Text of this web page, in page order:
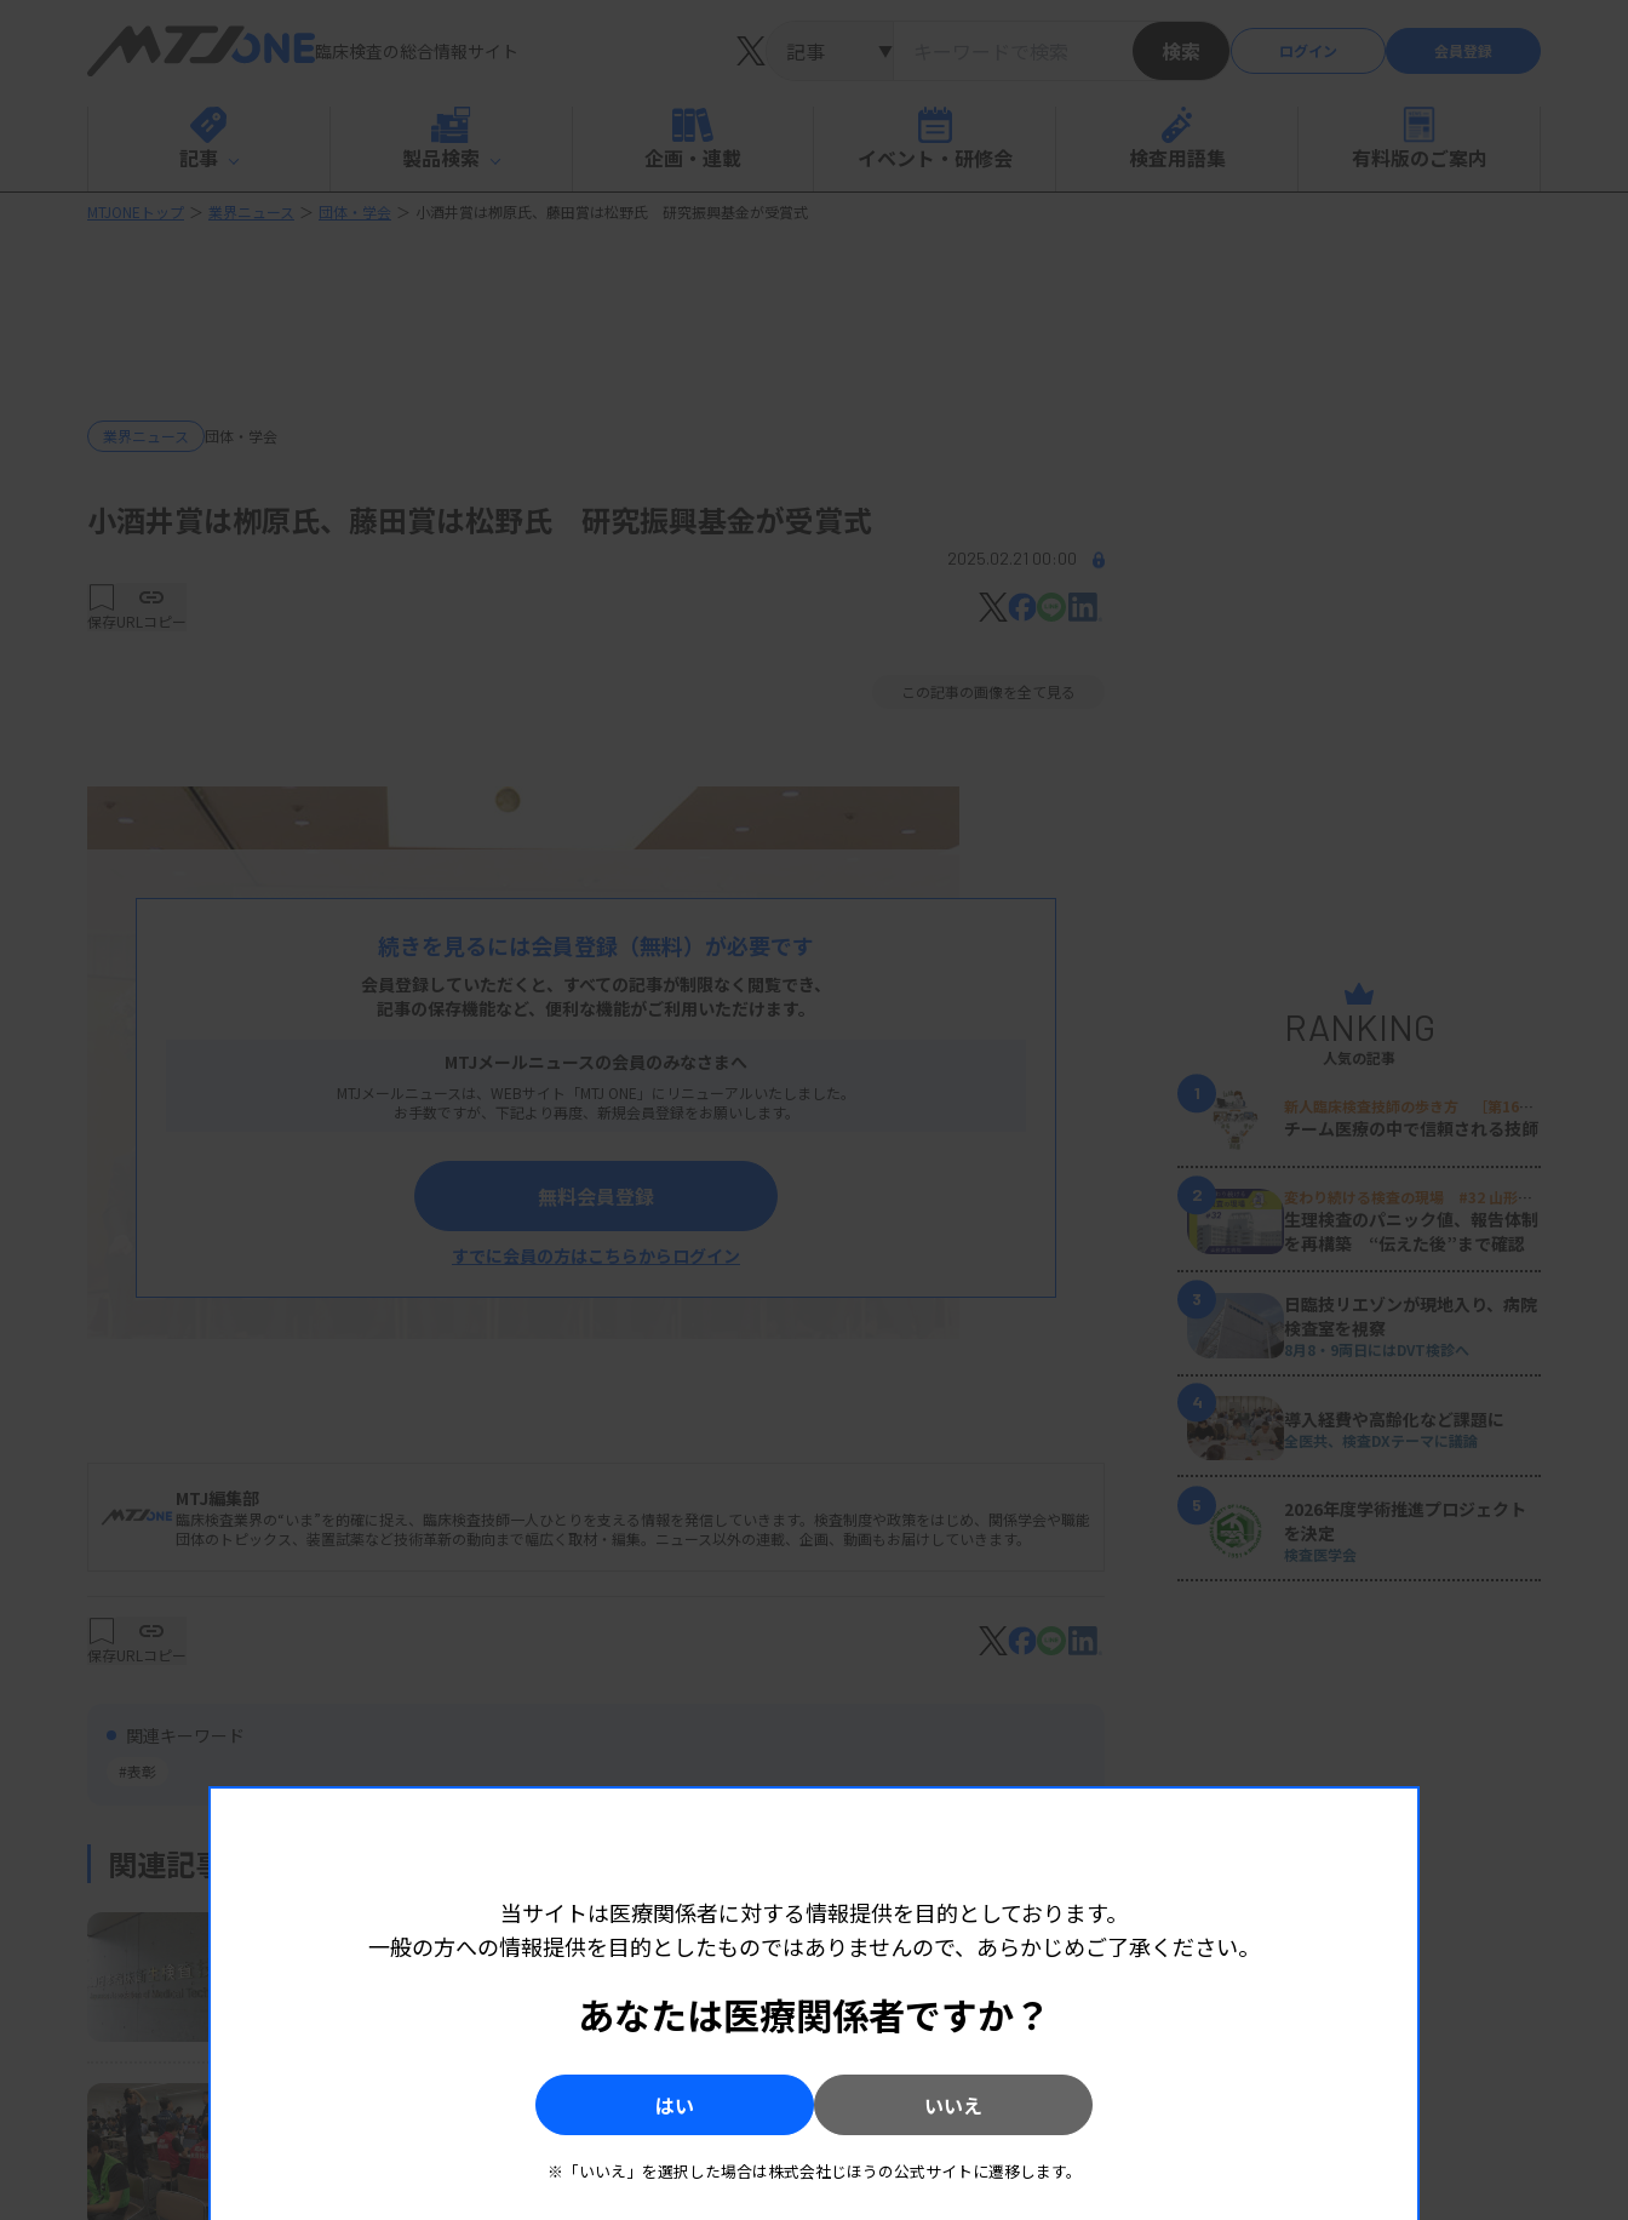
臨床検査の総合情報サイト ▼ 検索 ログイン 会員登録
記事 製品検索 企画・連載 イベント・研修会 検査用語集 有料版のご案内
MTJONEトップ ＞ 業界ニュース ＞ 団体・学会 ＞ 小酒井賞は栁原氏、藤田賞は松野氏 研究振興基金が受賞式
業界ニュース 団体・学会
小酒井賞は栁原氏、藤田賞は松野氏 研究振興基金が受賞式
2025.02.21 00:00
保存URLコピー
この記事の画像を全て見る
関係者と受賞者の皆さん
臨床検査医学研究振興基金は2月7日、東京都内で2024年度の受賞式を開催した。「小
に授与された。
2024年度の研究奨励金受賞者と研究題目は、次の通り（敬称略）。
▽砂金秀章（東京大学医学部附属病院）「COPDの早期発見のための脂質バイオマーカー
の提案」▽石黒旭代（山口大学大学院）「新規の幹細胞癌バイオマーカーとしての糖化フ
ェリチン測定法の開発」▽今井一男（埼玉医科大学、グループ研究）「薬剤耐性マイコプ
「細胞外小胞を介したミトコンドリア脳筋症回復効果のメカニズム解明▽賀来敬仁（長崎
大学病院）「呼吸器感染症の重症化および予後に関連する新規バイオマーカーの探索）▽
星雅人（藤田医科大学）「急性腎障害における尿中老化細胞の検出とスクリーニング法の
確立」▽前田圭介（藤田医科大学）「てんかん性脳症の認知機能障害を捉える Highｰ
続きを見るには会員登録 （無料）が必要です
会員登録していただくと、すべての記事が制限なく閲覧でき、
記事の保存機能など、便利な機能がご利用いただけます。
MTJメールニュースの会員のみなさまへ
MTJメールニュースは、WEBサイト「MTJ ONE」にリニューアルいたしました。
お手数ですが、下記より再度、新規会員登録をお願いします。
無料会員登録
すでに会員の方はこちらからログイン
MTJ編集部
臨床検査業界の“いま”を的確に捉え、臨床検査技師一人ひとりを支える情報を発信していきます。検査制度や政策をはじめ、関係学会や職能
団体のトピックス、装置試薬など技術革新の動向まで幅広く取材・編集。ニュース以外の連載、企画、動画もお届けしていきます。
保存URLコピー
関連キーワード
#表彰
関連記事
団体・学会 2026.08.07 06:15
2026.08.07 06:10
日臨技、被災2病院に検査技師派遣
RANKING
人気の記事
1
新人臨床検査技師の歩き方 ［第16
回］
チーム医療の中で信頼される技師
2
変わり続ける検査の現場 #32 山形済
生病院
生理検査のパニック値、報告体制
を再構築 “伝えた後”まで確認
3
日臨技リエゾンが現地入り、病院
検査室を視察
8月8・9両日にはDVT検診へ
4
導入経費や高齢化など課題に
全医共、検査DXテーマに議論
5
2026年度学術推進プロジェクト
を決定
検査医学会
当サイトは医療関係者に対する情報提供を目的としております。
一般の方への情報提供を目的としたものではありませんので、あらかじめご了承ください。
あなたは医療関係者ですか？
はい いいえ
※「いいえ」を選択した場合は株式会社じほうの公式サイトに遷移します。